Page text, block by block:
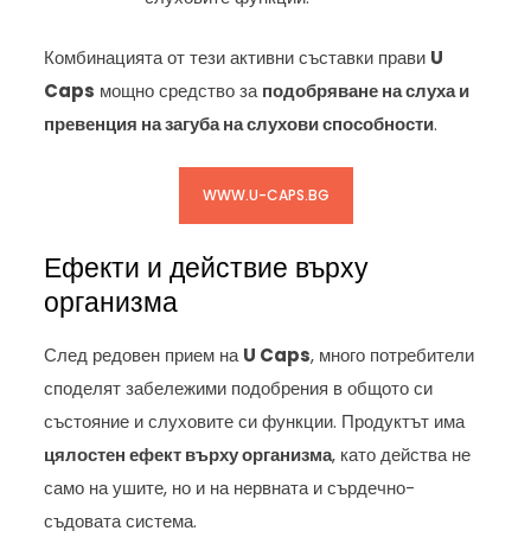
Комбинацията от тези активни съставки прави U
Caps мощно средство заподобряване на слуха и
превенция на загуба на слухови способности.
WWW.U-CAPS.BG
Ефекти и действие върху
организма
След редовен прием наU Caps, много потребители
споделят забележими подобрения в общото си
състояние и слуховите си функции. Продуктът има
цялостен ефект върху организма, като действа не
само на ушите, но и на нервната и сърдечно-
съдовата система.